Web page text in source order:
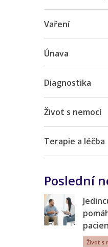
Vaření
Únava
Diagnostika
Život s nemocí
Terapie a léčba
Poslední
Život s